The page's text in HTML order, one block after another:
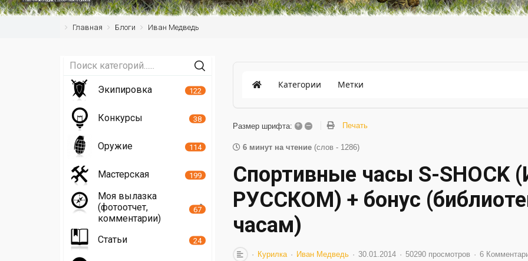
Главная Блоги Иван Медведь
Категории Метки
Размер шрифта: + – Печать
6 минут на чтение (слов - 1286)
Спортивные часы S-
РУССКОМ) + бонус
часам)
Курилка Иван Медведь 30.01.2014 50290 просмотров 6
Экипировка 122
Конкурсы 38
Оружие 114
Мастерская 199
Моя вылазка
(фотоотчет,
комментарии)
67
Статьи 24